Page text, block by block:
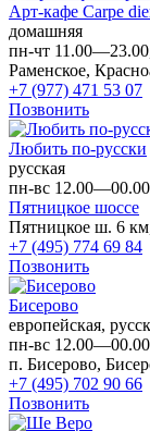
Арт-кафе Carpe
домашняя
пн-чт
Раменское,
+7 (977) 471 53 07
Позвонить
Любить по-русски
русская
пн-вс 12.00—00.00
Пятницкое шоссе
Пятницкое ш. 6
+7 (495) 774 69 84
Позвонить
Бисерово
европейская,
пн-вс 12.00—00.00
п. Бисерово,
+7 (495) 702 90 66
Позвонить